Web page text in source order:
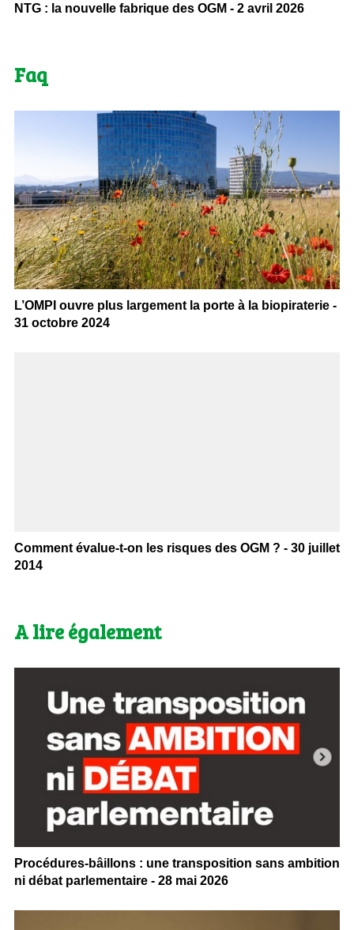
NTG : la nouvelle fabrique des OGM - 2 avril 2026
Faq
L’OMPI ouvre plus largement la porte à la biopiraterie -
31 octobre 2024
Comment évalue-t-on les risques des OGM ? - 30 juillet
2014
A lire également
Procédures-bâillons : une transposition sans ambition
ni débat parlementaire - 28 mai 2026